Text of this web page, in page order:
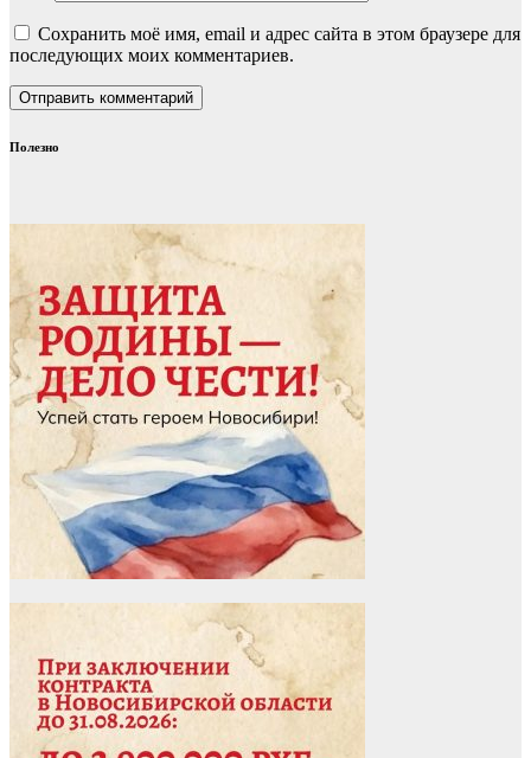
Сохранить моё имя, email и адрес сайта в этом браузере для
последующих моих комментариев.
Полезно